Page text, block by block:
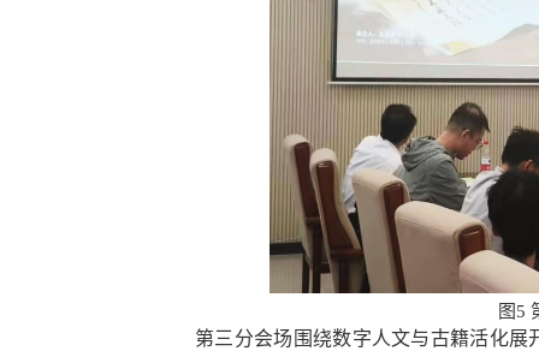
图 5
第三分会场围绕数字人文与古籍活化展